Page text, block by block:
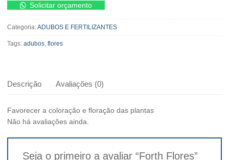
Flores Solicitar orçamento
Categoria:ADUBOS E FERTILIZANTES
Tags: adubos flores
Descrição Avaliações (0)
Favorecer a coloração e floração das plantas
Não há avaliações ainda.
Seja o primeiro a avaliar “Forth Flores”